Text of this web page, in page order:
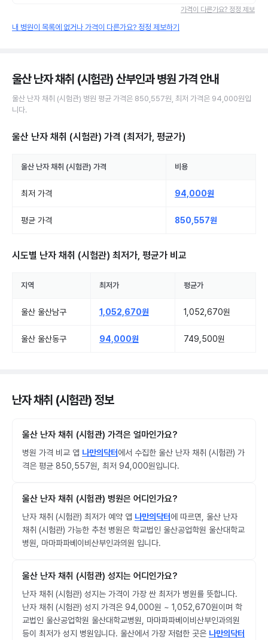
가격이 다른가요? 정정 제보
내 병원이 목록에 없거나 가격이 다른가요? 정정 제보하기
울산 난자 채취 (시험관) 산부인과 병원가격 안내
울산 난자 채취 (시험관) 병원 평균 가격은 850,557원 , 최저 가격은 94,000원입
니다.
울산 난자 채취 (시험관) 가격 (최저가, 평균가)
울산 난자 채취 (시험관) 가격 비용
최저 가격 94,000원
평균 가격 850,557원
시도별 난자 채취 (시험관) 최저가, 평균가 비교
지역 최저가 평균가
울산 울산남구 1,052,670원 1,052,670원
울산 울산동구 94,000원 749,500원
난자 채취 (시험관) 정보
울산 난자 채취 (시험관) 가격은 얼마인가요?
병원 가격 비교 앱 나만의닥터에서 수집한 울산 난자 채취 (시험관) 가
격은 평균 850,557원, 최저 94,000원입니다.
울산 난자 채취 (시험관) 병원은 어디인가요?
난자 채취 (시험관) 최저가 예약 앱 나만의닥터에 따르면, 울산 난자
채취 (시험관) 가능한 추천 병원은 학교법인 울산공업학원 울산대학교
병원, 마마파파베이비산부인과의원 입니다.
울산 난자 채취 (시험관) 성지는 어디인가요?
난자 채취 (시험관) 성지는 가격이 가장 싼 최저가 병원를 뜻합니다.
난자 채취 (시험관) 성지 가격은 94,000원 ~ 1,052,670원이며 학
교법인 울산공업학원 울산대학교병원, 마마파파베이비산부인과의원
등이 최저가 성지 병원입니다. 울산에서 가장 저렴한 곳은 나만의닥터